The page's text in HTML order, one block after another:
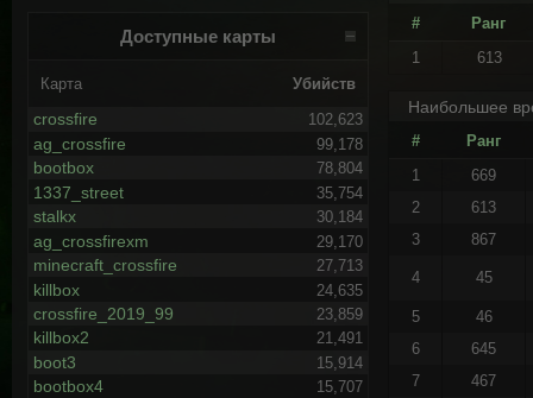
Доступные карты
Карта Убийств
crossfire 102,623
ag_crossfire 99,178
bootbox 78,804
1337_street 35,754
stalkx 30,184
ag_crossfirexm 29,170
minecraft_crossfire 27,713
killbox 24,635
crossfire_2019_99 23,859
killbox2 21,491
boot3 15,914
bootbox4 15,707
#
Ранг
1
613
Наибольшее
#
Ранг
1
669
2
613
3
867
4 45
5
46
6
645
7
467